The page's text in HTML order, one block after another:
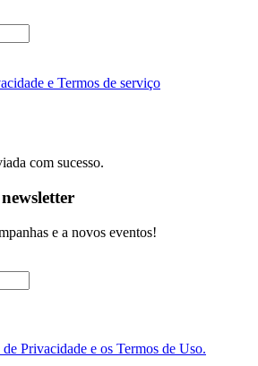
e Termos de serviço
com sucesso.
e a novos eventos!
Privacidade e os Termos de Uso.